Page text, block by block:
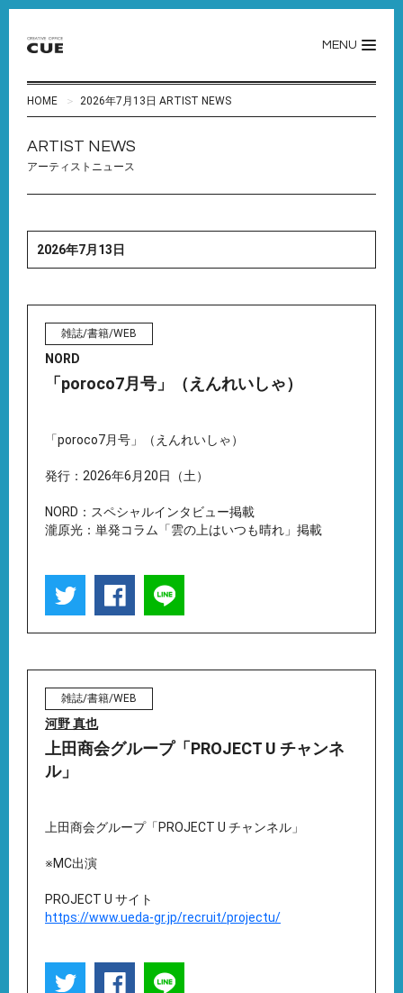
MENU
HOME 2026年7月13日 ARTIST NEWS
ARTIST NEWS
アーティストニュース
2026年7月13日
雑誌/書籍/WEB
NORD
「poroco7月号」（えんれいしゃ）
「poroco7月号」（えんれいしゃ）
発行：2026年6月20日（土）
NORD：スペシャルインタビュー掲載
瀧原光：単発コラム「雲の上はいつも晴れ」掲載
雑誌/書籍/WEB
河野 真也
上田商会グループ「PROJECT U チャンネ
ル」
上田商会グループ「PROJECT U チャンネル」
※MC出演
PROJECT U サイト
https://www.ueda-gr.jp/recruit/projectu/